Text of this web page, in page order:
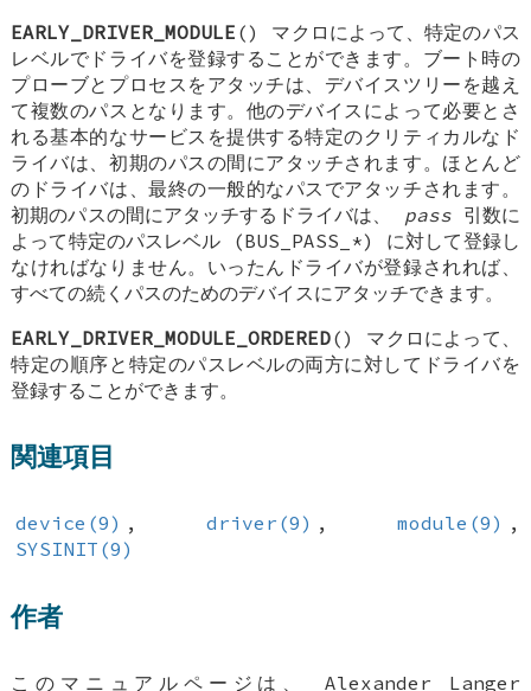
EARLY_DRIVER_MODULE () マクロによって、特定のパス
レベルでドライバを登録することができます。ブート時の
プローブとプロセスをアタッチは、デバイスツリーを越え
て複数のパスとなります。他のデバイスによって必要とさ
れる基本的なサービスを提供する特定のクリティカルなド
ライバは、初期のパスの間にアタッチされます。ほとんど
のドライバは、最終の一般的なパスでアタッチされます。
初期のパスの間にアタッチするドライバは、 pass引数に
よって特定のパスレベル (BUS_PASS_*) に対して登録し
なければなりません。いったんドライバが登録されれば、
すべての続くパスのためのデバイスにアタッチできます。
EARLY_DRIVER_MODULE_ORDERED() マクロによって、
特定の順序と特定のパスレベルの両方に対してドライバを
登録することができます。
関連項目
device(9) , driver(9) , module(9) ,
SYSINIT(9)
作者
このマニュアルページは、 Alexander Langer